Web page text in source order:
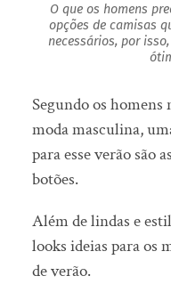
O que os homens
opções de camisas
necessários, por
Segundo os homens
moda masculina,
para esse verão são
botões.
Além de lindas e
looks ideias para os
de verão.